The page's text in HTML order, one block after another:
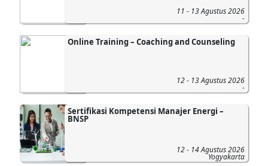
11 - 13 Agustus 2026
-
Online Training – Coaching and Counseling
12 - 13 Agustus 2026
-
Sertifikasi Kompetensi Manajer Energi –
BNSP
12 - 14 Agustus 2026
Yogyakarta